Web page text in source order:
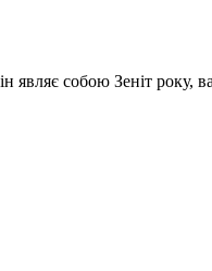
собою Зеніт року,